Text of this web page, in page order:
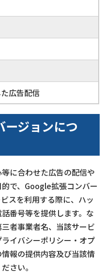
広告配信
ジョンにつ
に合わせた広告の配信や
で、Google拡張コンバー
スを利用する際に、ハッ
番号等を提供します。な
者事業者名、当該サービ
イバシーポリシー・オプ
報の提供内容及び当該情
さい。